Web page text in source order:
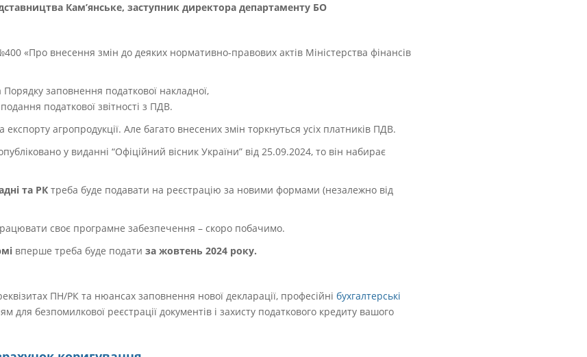
Кам’янське, заступник директора департаменту БО
«Про внесення змін до деяких нормативно-правових актів Міністерства фінансів
заповнення податкової накладної,
податкової звітності з ПДВ.
агропродукції. Але багато внесених змін торкнуться усіх платників ПДВ.
у виданні “Офіційний вісник України” від 25.09.2024, то він набирає
та РК треба буде подавати на реєстрацію за новими формами (незалежно від
своє програмне забезпечення – скоро побачимо.
вперше треба буде подати за жовтень 2024 року.
ПН/РК та нюансах заповнення нової декларації, професійні бухгалтерські
для безпомилкової реєстрації документів і захисту податкового кредиту вашого